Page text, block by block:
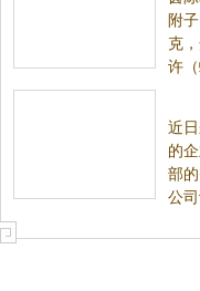
附
克
许
近
的
部
公